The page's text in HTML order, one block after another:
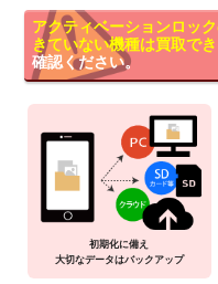
アクティベーションロッ
きていない機種は買取でき
確認ください。
初期化に備え
大切なデータはバックアップ